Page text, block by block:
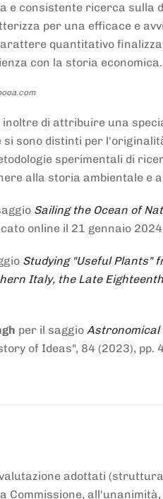
e consistente ricerca sulla
per una efficace e
quantitativo
con la storia economica.
inoltre di attribuire una
si sono distinti per
sperimentali di
alla storia ambientale e
Sailing the Ocean of
online il 21 gennaio
Studying "Useful Plants"
Italy, the Late
per il saggio Astronomical
of Ideas", 84 (2023), pp.
adottati
Commissione,